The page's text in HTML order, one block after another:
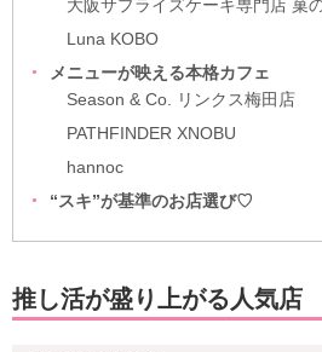
大阪サプライズケーキ専門店 菓
Luna KOBO
メニューが映える本格カフェ
Season & Co. リンクス梅田店
PATHFINDER XNOBU
hannoc
“スキ”が基準のお店選び♡
推し活が盛り上がる人気店